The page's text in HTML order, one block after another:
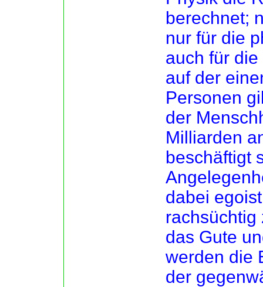
berechnet;
nur für die
auch für
auf der
Personen
der
Milliarden
beschäftigt
dabei
rachsüchtig
das Gute
werden die
der